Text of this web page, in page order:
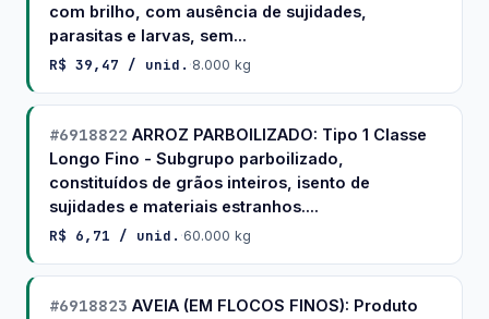
com brilho, com ausência de sujidades,
parasitas e larvas, sem...
R$ 39,47 / unid. ·8.000 kg
#6918822 ARROZ PARBOILIZADO: Tipo 1 Classe
Longo Fino - Subgrupo parboilizado,
constituídos de grãos inteiros, isento de
sujidades e materiais estranhos....
R$ 6,71 / unid. ·60.000 kg
#6918823 AVEIA (EM FLOCOS FINOS): Produto